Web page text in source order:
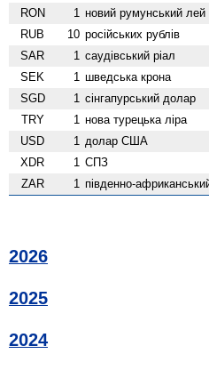
RON 1 новий румунський лей
RUB 10 російських рублів
SAR 1 саудівський ріал
SEK 1 шведська крона
SGD 1 сінгапурський долар
TRY 1 нова турецька ліра
USD 1 долар США
XDR 1 СПЗ
ZAR 1 південно-
2026
2025
2024